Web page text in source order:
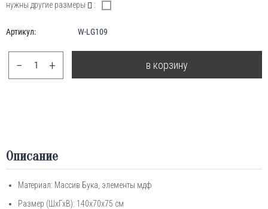
нужны другие размеры :
Артикул: W-LG109
+
− в корзину
Описание
Материал: Массив Бука, элементы мдф
Размер (ШхГхВ): 140х70х75 см